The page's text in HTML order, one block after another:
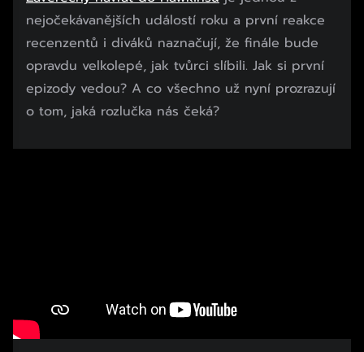
nejočekávanějších událostí roku a první reakce
recenzentů i diváků naznačují, že finále bude
opravdu velkolepé, jak tvůrci slíbili. Jak si první
epizody vedou? A co všechno už nyní prozrazují
o tom, jaká rozlučka nás čeká?